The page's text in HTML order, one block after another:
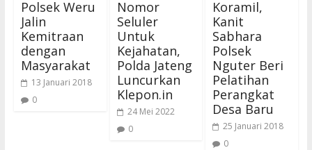
Polsek Weru
Jalin
Kemitraan
dengan
Masyarakat
13 Januari 2018
0
Nomor
Seluler
Untuk
Kejahatan,
Polda Jateng
Luncurkan
Klepon.in
24 Mei 2022
0
Koramil,
Kanit
Sabhara
Polsek
Nguter Beri
Pelatihan
Perangkat
Desa Baru
25 Januari 2018
0